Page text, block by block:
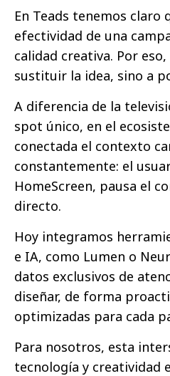
En Teads tenemos claro
efectividad de una
calidad creativa. Por
sustituir la idea, sino a
A diferencia de la
spot único, en el
conectada el contexto
constantemente: el
HomeScreen, pausa el
directo.
Hoy integramos
e IA, como Lumen o
datos exclusivos de
diseñar, de forma
optimizadas para cada
Para nosotros, esta
tecnología y creatividad